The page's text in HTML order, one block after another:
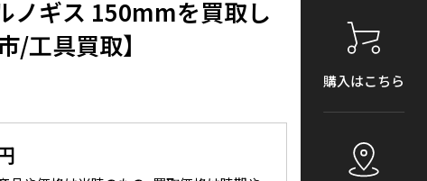
購入はこちら
ノギス 150mmを買取し
/工具買取】